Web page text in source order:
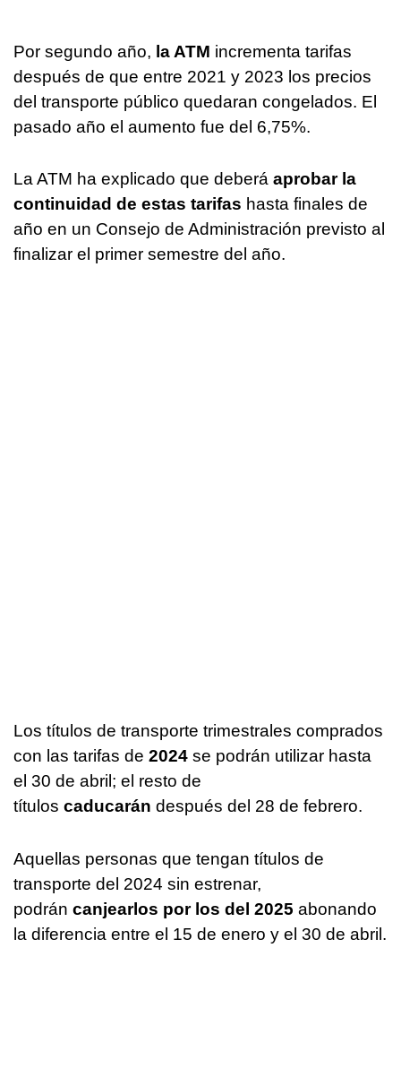
Por segundo año, la ATM incrementa tarifas
después de que entre 2021 y 2023 los precios
del transporte público quedaran congelados. El
pasado año el aumento fue del 6,75%.
La ATM ha explicado que deberá aprobar la
continuidad de estas tarifas hasta finales de
año en un Consejo de Administración previsto al
finalizar el primer semestre del año.
Los títulos de transporte trimestrales comprados
con las tarifas de 2024 se podrán utilizar hasta
el 30 de abril; el resto de
títulos caducarán después del 28 de febrero.
Aquellas personas que tengan títulos de
transporte del 2024 sin estrenar,
podrán canjearlos por los del 2025 abonando
la diferencia entre el 15 de enero y el 30 de abril.